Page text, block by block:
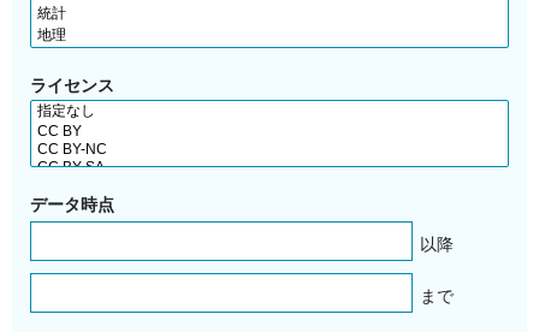
ライセンス
データ時点
以降
まで